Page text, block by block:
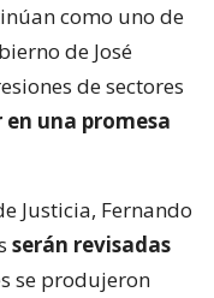
como uno de
de José
de sectores
una promesa
Justicia, Fernando
serán revisadas
se produjeron